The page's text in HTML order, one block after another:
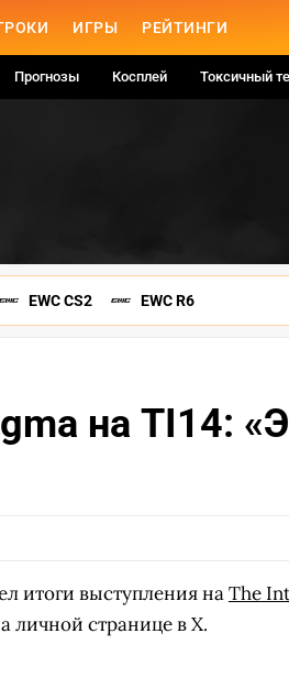
ИГРЫ РЕЙТИНГИ
Прогнозы Косплей Токсичный
EWC CS2 EWC R6
на TI14:
итоги выступления наThe
личной странице в X.